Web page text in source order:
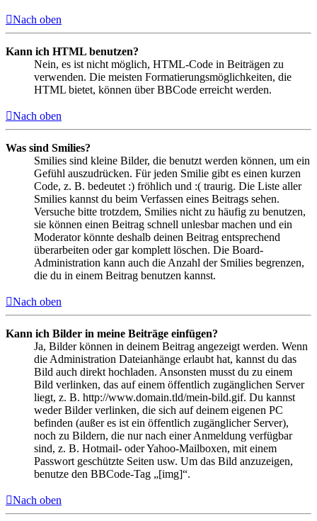
Nach oben
Kann ich HTML benutzen?
Nein, es ist nicht möglich, HTML-Code in Beiträgen zu
verwenden. Die meisten Formatierungsmöglichkeiten, die
HTML bietet, können über BBCode erreicht werden.
Nach oben
Was sind Smilies?
Smilies sind kleine Bilder, die benutzt werden können, um ein
Gefühl auszudrücken. Für jeden Smilie gibt es einen kurzen
Code, z. B. bedeutet :) fröhlich und :( traurig. Die Liste aller
Smilies kannst du beim Verfassen eines Beitrags sehen.
Versuche bitte trotzdem, Smilies nicht zu häufig zu benutzen,
sie können einen Beitrag schnell unlesbar machen und ein
Moderator könnte deshalb deinen Beitrag entsprechend
überarbeiten oder gar komplett löschen. Die Board-
Administration kann auch die Anzahl der Smilies begrenzen,
die du in einem Beitrag benutzen kannst.
Nach oben
Kann ich Bilder in meine Beiträge einfügen?
Ja, Bilder können in deinem Beitrag angezeigt werden. Wenn
die Administration Dateianhänge erlaubt hat, kannst du das
Bild auch direkt hochladen. Ansonsten musst du zu einem
Bild verlinken, das auf einem öffentlich zugänglichen Server
liegt, z. B. http://www.domain.tld/mein-bild.gif. Du kannst
weder Bilder verlinken, die sich auf deinem eigenen PC
befinden (außer es ist ein öffentlich zugänglicher Server),
noch zu Bildern, die nur nach einer Anmeldung verfügbar
sind, z. B. Hotmail- oder Yahoo-Mailboxen, mit einem
Passwort geschützte Seiten usw. Um das Bild anzuzeigen,
benutze den BBCode-Tag „[img]“.
Nach oben